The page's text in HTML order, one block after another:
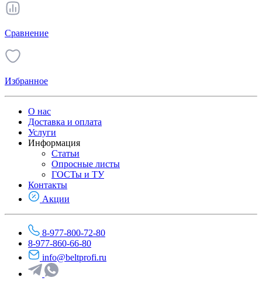
Сравнение
Избранное
О нас
Доставка и оплата
Услуги
Информация
Статьи
Опросные листы
ГОСТы и ТУ
Контакты
Акции
8-977-800-72-80
8-977-860-66-80
info@beltprofi.ru